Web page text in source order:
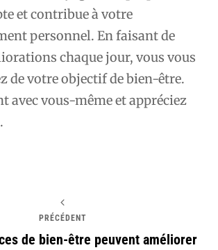
et contribue à votre
personnel. En faisant de
chaque jour, vous vous
de votre objectif de bien-être.
avec vous-même et appréciez
PRÉCÉDENT
de bien-être peuvent améliorer